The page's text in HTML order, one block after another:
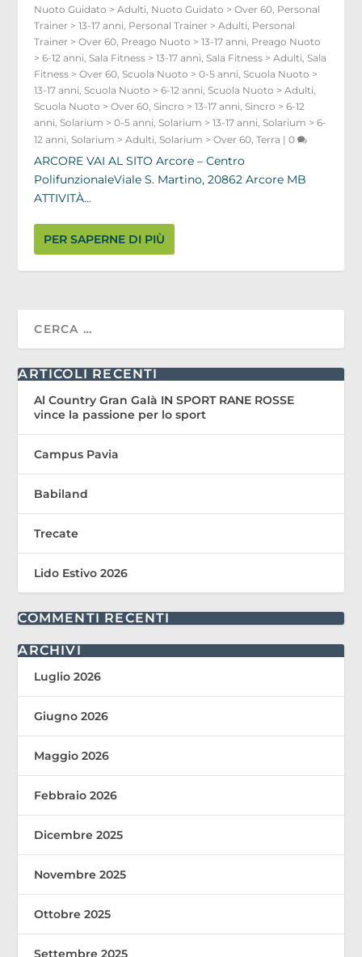
Nuoto Guidato > Adulti Nuoto Guidato > Over 60 Personal
Trainer > 13-17 anni Personal Trainer > Adulti Personal
Trainer > Over 60 Preago Nuoto > 13-17 anni Preago Nuoto
> 6-12 anni ,Sala Fitness > 13-17 anni ,Sala Fitness > Adulti ,Sala
Fitness > Over 60 ,Scuola Nuoto > 0-5 anni ,Scuola Nuoto >
13-17 anni ,Scuola Nuoto > 6-12 anni ,Scuola Nuoto > Adulti
Scuola Nuoto > Over 60 ,Sincro > 13-17 anni ,Sincro > 6-12
anni ,Solarium > 0-5 anni ,Solarium > 13-17 anni ,Solarium > 6-
12 anni ,Solarium > Adulti ,Solarium > Over 60 ,Terra |0
ARCORE VAI AL SITO Arcore – Centro
PolifunzionaleViale S. Martino, 20862 Arcore MB
ATTIVITÀ...
PER SAPERNE DI PIÙ
ARTICOLI RECENTI
Al Country Gran Galà IN SPORT RANE ROSSE
vince la passione per lo sport
Campus Pavia
Babiland
Trecate
Lido Estivo 2026
COMMENTI RECENTI
ARCHIVI
Luglio 2026
Giugno 2026
Maggio 2026
Febbraio 2026
Dicembre 2025
Novembre 2025
Ottobre 2025
Settembre 2025